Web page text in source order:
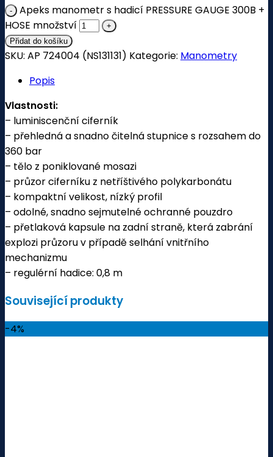
Apeks manometr s hadicí PRESSURE GAUGE 300B +
HOSE množství
Přidat do košíku
SKU: AP 724004 (NS131131) Kategorie: Manometry
Popis
Vlastnosti:
– luminiscenční ciferník
– přehledná a snadno čitelná stupnice s rozsahem do
360 bar
– tělo z poniklované mosazi
– průzor ciferníku z netříštivého polykarbonátu
– kompaktní velikost, nízký profil
– odolné, snadno sejmutelné ochranné pouzdro
– přetlaková kapsule na zadní straně, která zabrání
explozi průzoru v případě selhání vnitřního
mechanizmu
– regulérní hadice: 0,8 m
Související produkty
-4%